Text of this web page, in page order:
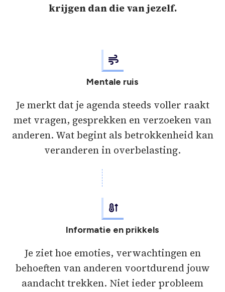
krijgen dan die van jezelf.
Mentale ruis
Je merkt dat je agenda steeds voller raakt
met vragen, gesprekken en verzoeken van
anderen. Wat begint als betrokkenheid kan
veranderen in overbelasting.
Informatie en prikkels
Je ziet hoe emoties, verwachtingen en
behoeften van anderen voortdurend jouw
aandacht trekken. Niet ieder probleem